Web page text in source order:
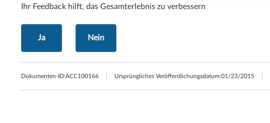
Ihr Feedback hilft, das Gesamterlebnis zu verbessern
Ja Nein
Dokumenten-ID:ACC100166 Ursprüngliches Veröffentlichungsdatum:01/23/2015